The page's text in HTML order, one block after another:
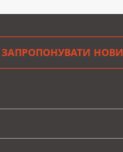
ЗАПРОПОНУВАТИ